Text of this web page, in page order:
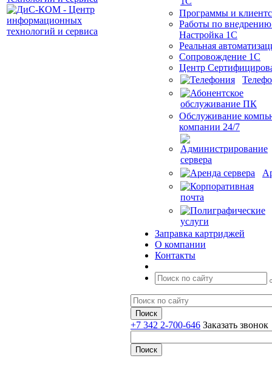
Программы и
Работы по
Настройка 1С
Реальная
Сопровождение 1С
Центр
Обслуживание
компании 24/7
Заправка картриджей
О компании
Контакты
+7 342 2-700-646 Заказать звонок